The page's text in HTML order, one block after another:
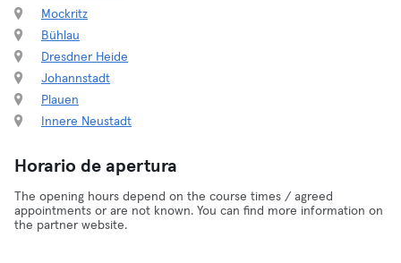
Mockritz
Bühlau
Dresdner Heide
Johannstadt
Plauen
Innere Neustadt
Horario de apertura
The opening hours depend on the course times / agreed
appointments or are not known. You can find more information on
the partner website.